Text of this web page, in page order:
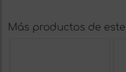
Más productos de